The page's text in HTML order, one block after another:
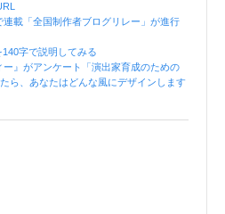
連載「全国制作者ブログリレー」が進行
字で説明してみる
ー』がアンケート「演出家育成のための
ら、あなたはどんな風にデザインします